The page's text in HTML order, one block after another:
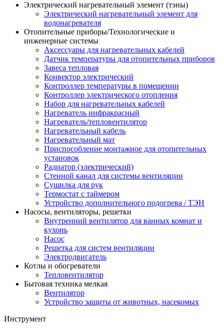
Электрический нагревательный элемент (тэны)
Электрический нагревательный элемент для
водонагревателя
Отопительные приборы/Технологические и
инженерные системы
Аксессуары для нагревательных кабелей
Датчик температуры для отопительных приборов
Завеса тепловая
Конвектор электрический
Контроллер температуры в помещении
Контроллер электрического отопления
Набор для нагревательных кабелей
Нагреватель инфракрасный
Нагреватель/тепловентилятор
Нагревательный кабель
Нагревательный мат
Приспособление монтажное для отопительных
установок
Радиатор (электрический)
Стенной канал для системы вентиляции
Сушилка для рук
Термостат с таймером
Устройство дополнительного подогрева / ТЭН
Насосы, вентиляторы, решетки
Внутренний вентилятор для ванных комнат и
кухонь
Насос
Решетка для систем вентиляции
Электродвигатель
Котлы и обогреватели
Тепловентилятор
Бытовая техника мелкая
Вентилятор
Устройство защиты от животных, насекомых
Инструмент